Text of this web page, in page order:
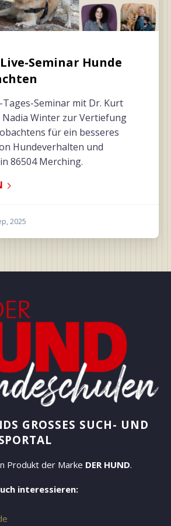
Live-Seminar Hunde
Seminar mit Dr. Kurt
Nadia Winter zur Vertiefung
für ein besseres
Hundeverhalten und
86504 Merching.
2025
GROSSES SUCH- UND B
Produkt der Marke DER HUND.
interessieren: